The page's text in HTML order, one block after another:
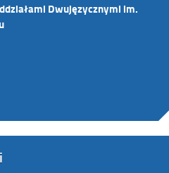
Dwujęzycznymi im.